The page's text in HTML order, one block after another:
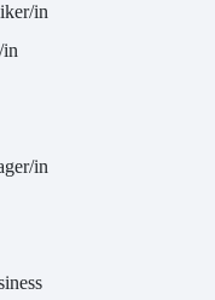
in
in
in